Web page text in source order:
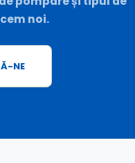
noi.
NE